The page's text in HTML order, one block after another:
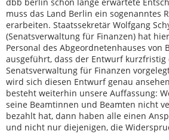
muss das Land Berlin ein sogenanntes
erarbeiten. Staatssekretär Wolfgang
(Senatsverwaltung für Finanzen) hat
Personal des Abgeordnetenhauses von
ausgeführt, dass der Entwurf
Senatsverwaltung für Finanzen
wird sich diesen Entwurf genau
besteht weiterhin unsere Auffassung:
seine Beamtinnen und Beamten nicht
bezahlt hat, dann haben alle einen
und nicht nur diejenigen, die